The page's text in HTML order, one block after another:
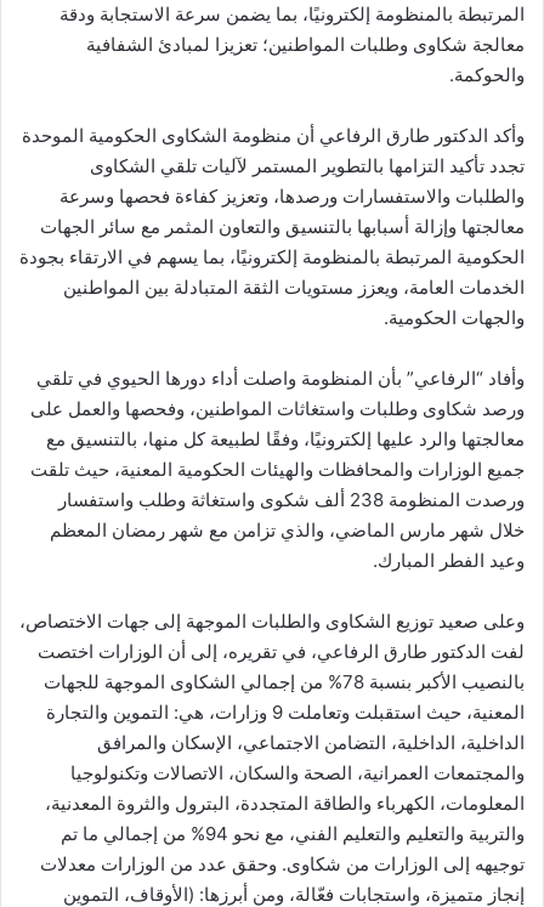
المرتبطة بالمنظومة إلكترونيًا، بما يضمن سرعة الاستجابة ودقة
معالجة شكاوى وطلبات المواطنين؛ تعزيزا لمبادئ الشفافية
والحوكمة.
وأكد الدكتور طارق الرفاعي أن منظومة الشكاوى الحكومية الموحدة
تجدد تأكيد التزامها بالتطوير المستمر لآليات تلقي الشكاوى
والطلبات والاستفسارات ورصدها، وتعزيز كفاءة فحصها وسرعة
معالجتها وإزالة أسبابها بالتنسيق والتعاون المثمر مع سائر الجهات
الحكومية المرتبطة بالمنظومة إلكترونيًا، بما يسهم في الارتقاء بجودة
الخدمات العامة، ويعزز مستويات الثقة المتبادلة بين المواطنين
والجهات الحكومية.
وأفاد “الرفاعي” بأن المنظومة واصلت أداء دورها الحيوي في تلقي
ورصد شكاوى وطلبات واستغاثات المواطنين، وفحصها والعمل على
معالجتها والرد عليها إلكترونيًا، وفقًا لطبيعة كل منها، بالتنسيق مع
جميع الوزارات والمحافظات والهيئات الحكومية المعنية، حيث تلقت
ورصدت المنظومة 238 ألف شكوى واستغاثة وطلب واستفسار
خلال شهر مارس الماضي، والذي تزامن مع شهر رمضان المعظم
وعيد الفطر المبارك.
وعلى صعيد توزيع الشكاوى والطلبات الموجهة إلى جهات الاختصاص،
لفت الدكتور طارق الرفاعي، في تقريره، إلى أن الوزارات اختصت
بالنصيب الأكبر بنسبة 78% من إجمالي الشكاوى الموجهة للجهات
المعنية، حيث استقبلت وتعاملت 9 وزارات، هي: التموين والتجارة
الداخلية، الداخلية، التضامن الاجتماعي، الإسكان والمرافق
والمجتمعات العمرانية، الصحة والسكان، الاتصالات وتكنولوجيا
المعلومات، الكهرباء والطاقة المتجددة، البترول والثروة المعدنية،
والتربية والتعليم والتعليم الفني، مع نحو 94% من إجمالي ما تم
توجيهه إلى الوزارات من شكاوى. وحقق عدد من الوزارات معدلات
إنجاز متميزة، واستجابات فعّالة، ومن أبرزها: (الأوقاف، التموين